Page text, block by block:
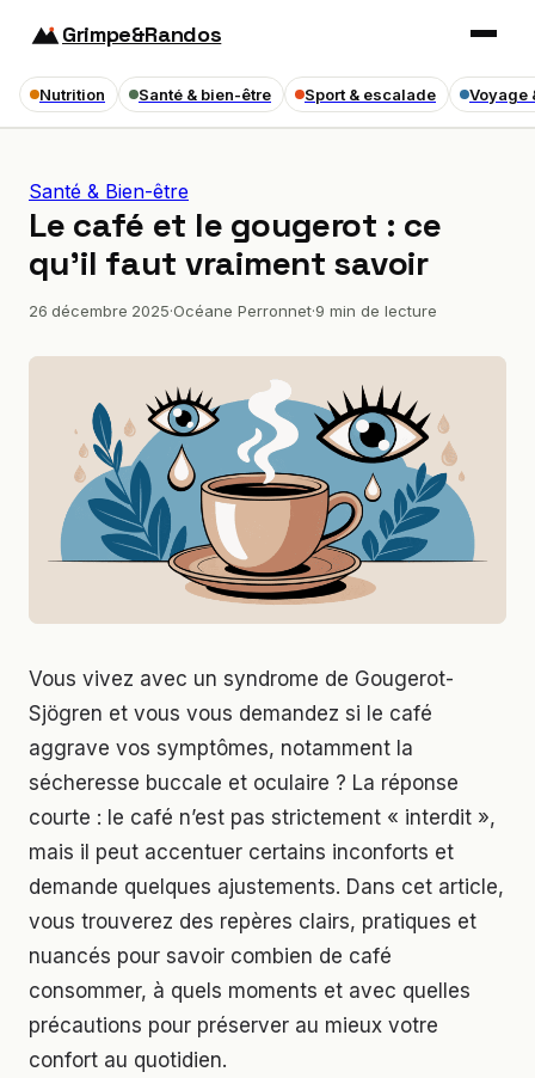
Grimpe&Randos
Nutrition Santé & bien-être Sport & escalade Voyage
Santé & Bien-être
Le café et le gougerot : ce
qu’il faut vraiment savoir
26 décembre 2025·Océane Perronnet·9 min de lecture
Vous vivez avec un syndrome de Gougerot-
Sjögren et vous vous demandez si le café
aggrave vos symptômes, notamment la
sécheresse buccale et oculaire ? La réponse
courte : le café n’est pas strictement « interdit »,
mais il peut accentuer certains inconforts et
demande quelques ajustements. Dans cet article,
vous trouverez des repères clairs, pratiques et
nuancés pour savoir combien de café
consommer, à quels moments et avec quelles
précautions pour préserver au mieux votre
confort au quotidien.